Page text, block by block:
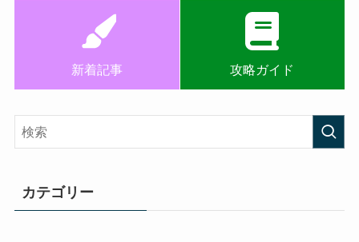
新着記事 攻略ガイド
カテゴリー